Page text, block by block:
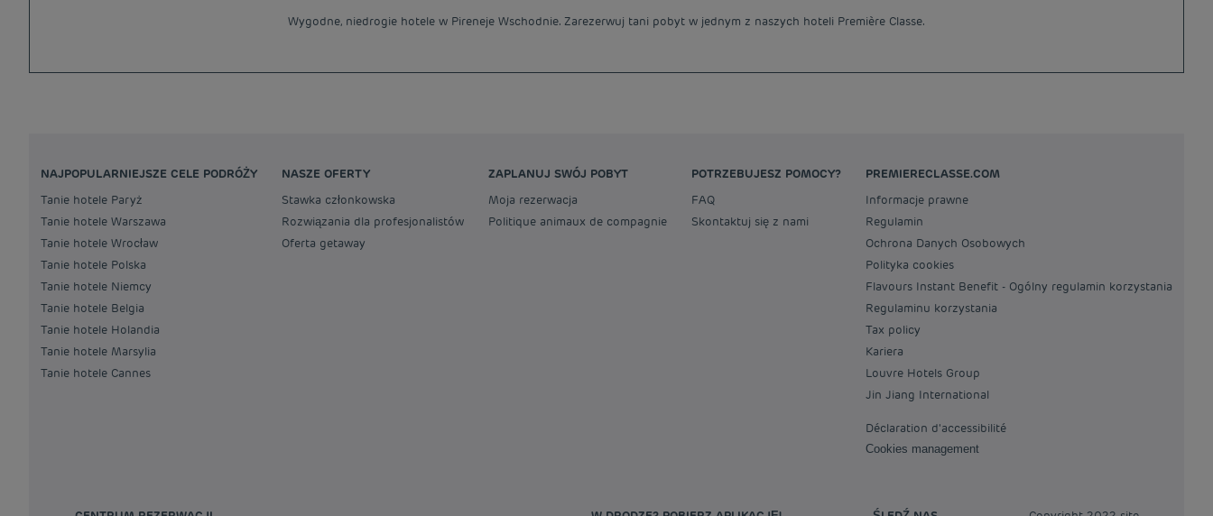
Wygodne, niedrogie hotele w Pireneje Wschodnie. Zarezerwuj tani pobyt w jednym z naszych hoteli Première Classe.
NAJPOPULARNIEJSZE CELE PODRÓŻY
Tanie hotele Paryż
Tanie hotele Warszawa
Tanie hotele Wrocław
Tanie hotele Polska
Tanie hotele Niemcy
Tanie hotele Belgia
Tanie hotele Holandia
Tanie hotele Marsylia
Tanie hotele Cannes
NASZE OFERTY
Stawka członkowska
Rozwiązania dla profesjonalistów
Oferta getaway
ZAPLANUJ SWÓJ POBYT
Moja rezerwacja
Politique animaux de compagnie
POTRZEBUJESZ POMOCY?
FAQ
Skontaktuj się z nami
PREMIERECLASSE.COM
Informacje prawne
Regulamin
Ochrona Danych Osobowych
Polityka cookies
Flavours Instant Benefit - Ogólny regulamin korzystania
Regulaminu korzystania
Tax policy
Kariera
Louvre Hotels Group
Jin Jiang International
Déclaration d'accessibilité
Cookies management